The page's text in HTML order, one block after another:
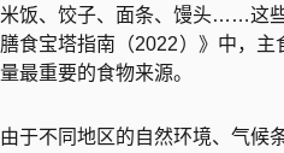
米饭、饺子、面条、馒头……这
膳食宝塔指南（2022）》中，
量最重要的食物来源。
由于不同地区的自然环境、气候